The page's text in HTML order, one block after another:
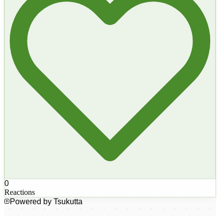
0
Reactions
Powered by Tsukutta